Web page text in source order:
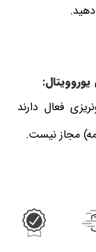
فعال دارند
مجاز نیست.